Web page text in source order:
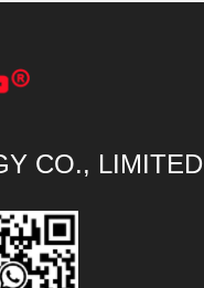
CO., LIMITED